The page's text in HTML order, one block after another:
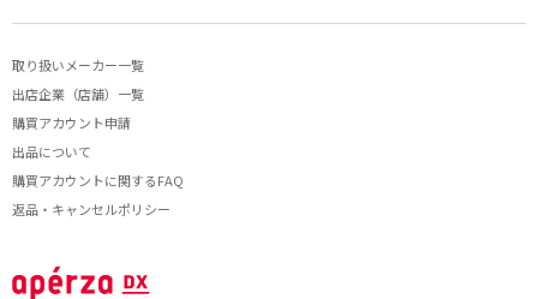
取り扱いメーカー一覧
出店企業（店舗）一覧
購買アカウント申請
出品について
購買アカウントに関するFAQ
返品・キャンセルポリシー